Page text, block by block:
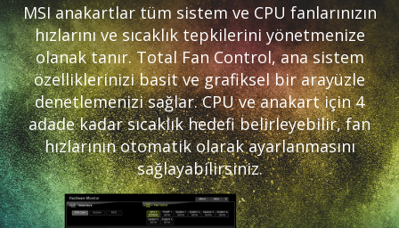
MSI anakartlar tüm sistem ve CPU fanlarınızın
hızlarını ve sıcaklık tepkilerini yönetmenize
olanak tanır. Total Fan Control, ana sistem
özelliklerinizi basit ve grafiksel bir arayüzle
denetlemenizi sağlar. CPU ve anakart için 4
adade kadar sıcaklık hedefi belirleyebilir, fan
hızlarının otomatik olarak ayarlanmasını
sağlayabilirsiniz.